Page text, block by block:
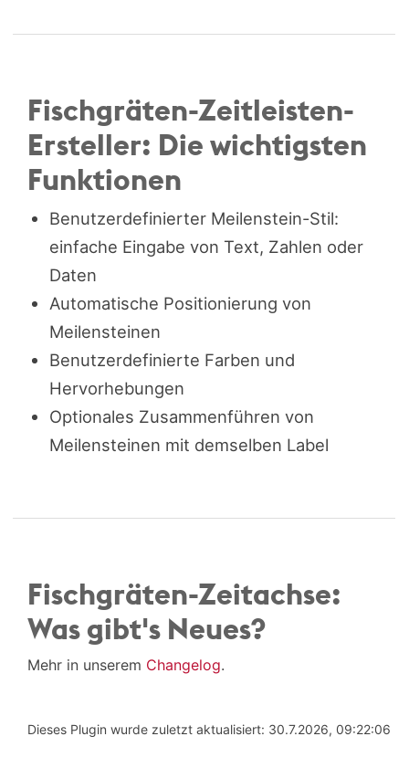
Fischgräten-Zeitleisten-
Ersteller: Die wichtigsten
Funktionen
Benutzerdefinierter Meilenstein-Stil:
einfache Eingabe von Text, Zahlen oder
Daten
Automatische Positionierung von
Meilensteinen
Benutzerdefinierte Farben und
Hervorhebungen
Optionales Zusammenführen von
Meilensteinen mit demselben Label
Fischgräten-Zeitachse:
Was gibt's Neues?
Mehr in unserem Changelog.
Dieses Plugin wurde zuletzt aktualisiert: 30.7.2026, 09:22:06